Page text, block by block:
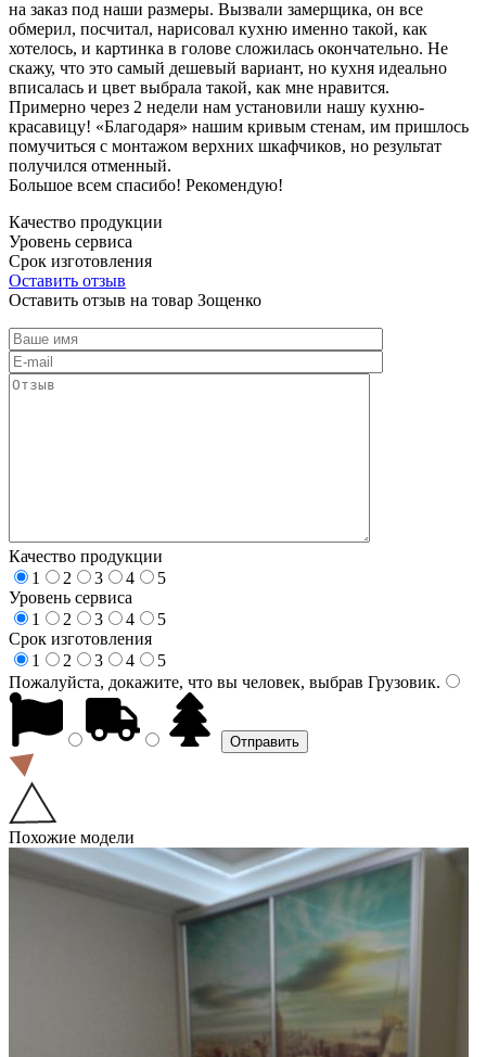
на заказ под наши размеры. Вызвали замерщика, он все
обмерил, посчитал, нарисовал кухню именно такой, как
хотелось, и картинка в голове сложилась окончательно. Не
скажу, что это самый дешевый вариант, но кухня идеально
вписалась и цвет выбрала такой, как мне нравится.
Примерно через 2 недели нам установили нашу кухню-
красавицу! «Благодаря» нашим кривым стенам, им пришлось
помучиться с монтажом верхних шкафчиков, но результат
получился отменный.
Большое всем спасибо! Рекомендую!
Качество продукции
Уровень сервиса
Срок изготовления
Оставить отзыв
Оставить отзыв на товар Зощенко
Качество продукции
1
2 3 4
5
Уровень сервиса
1
2 3 4
5
Срок изготовления
1
2 3 4
5
Пожалуйста, докажите, что вы человек, выбрав Грузовик.
Похожие модели